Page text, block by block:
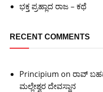
ಭಕ್ತ ಪ್ರಹ್ಲಾದ ರಾಜ – ಕಥೆ
RECENT COMMENTS
Principium on ರಾವ್
ಮಲ್ಲೇಶ್ವರ ದೇವಸ್ಥಾನ